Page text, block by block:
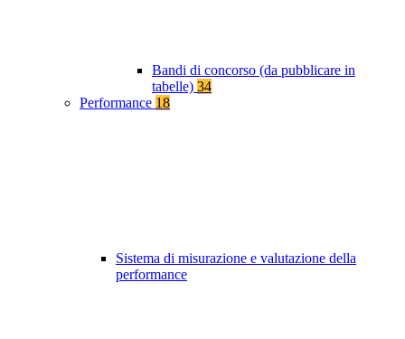
Bandi di concorso (da pubblicare in
tabelle) 34
Performance 18
Sistema di misurazione e valutazione della
performance